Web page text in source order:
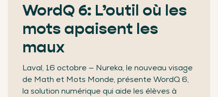
WordQ 6: L’outil où les
mots apaisent les
maux
Laval, 16 octobre — Nureka, le nouveau visage
de Math et Mots Monde, présente WordQ 6,
la solution numérique qui aide les élèves à